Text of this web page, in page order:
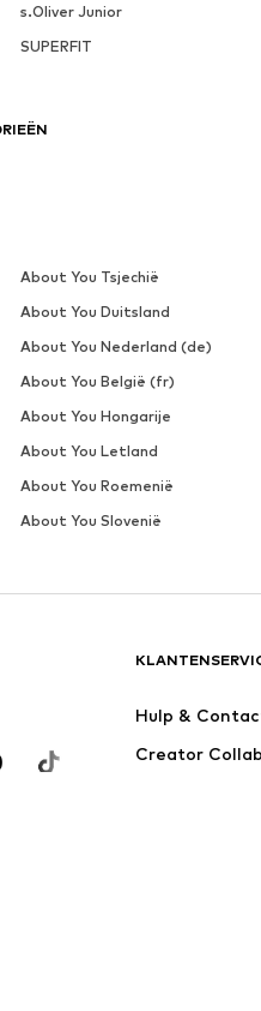
s.Oliver Junior
SUPERFIT
Hulp &
Creator
About You Tsjechië
About You Duitsland
About You Nederland (de)
About You België (fr)
About You Hongarije
About You Letland
About You Roemenië
About You Slovenië